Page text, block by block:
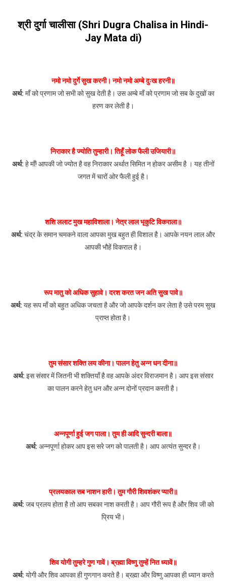
चालीसा
:
||
Jay
श्री दुर्गा चालीसा (Shri Dugra Chalisa in Hindi-
Jay Mata di)
नमो नमो दुर्गे सुख करनी। नमो नमो अम्बे दुःख हरनी॥
अर्थ: माँ को प्रणाम जो सभी को सुख देती है। उस अम्बे माँ को प्रणाम जो सब के दुखों का
हरण कर लेती है।
निराकार है ज्योति तुम्हारी। तिहूँ लोक फैली उजियारी॥
अर्थ: हे माँ! आपकी जो ज्योत है वह निराकार अर्थात सिमित न होकर असीम है । यह तीनों
जगत में चारों ओर फैली हुई है।
शशि ललाट मुख महाविशाला। नेत्र लाल भृकुटि विकराला॥
अर्थ: चंद्र के समान चमकने वाला आपका मुख बहुत ही विशाल है। आपके नयन लाल और
आपकी भौहें विकराल है।
रूप मातु को अधिक सुहावे। दरश करत जन अति सुख पावे॥
अर्थ: यह रूप माँ को बहुत अधिक जचता है और जो आपके दर्शन कर लेता है उसे परम सुख
प्राप्त होता है।
तुम संसार शक्ति लय कीना। पालन हेतु अन्न धन दीना॥
अर्थ: इस संसार में जितनी भी शक्तियाँ है वह आपके अंदर विराजमान है। आप इस संसार
का पालन करने हेतु धन और अन्न दोनों प्रदान करती है।
अन्नपूर्णा हुई जग पाला। तुम ही आदि सुन्दरी बाला॥
अर्थ: अन्नपूर्णा होकर आप इस सरे जग को पालती है। आप अत्यंत सुन्दर है।
प्रलयकाल सब नाशन हारी। तुम गौरी शिवशंकर प्यारी॥
अर्थ: जब प्रलय होता है तो आप सबका नाश करती है। आप गौरी रूप है और शिव जी को
प्रिय भी।
शिव योगी तुम्हरे गुण गावें। ब्रह्मा विष्णु तुम्हें नित ध्यावें॥
अर्थ: योगी और शिव आपका ही गुणगान करते है। ब्रह्मा और विष्णु आपका ही ध्यान करते